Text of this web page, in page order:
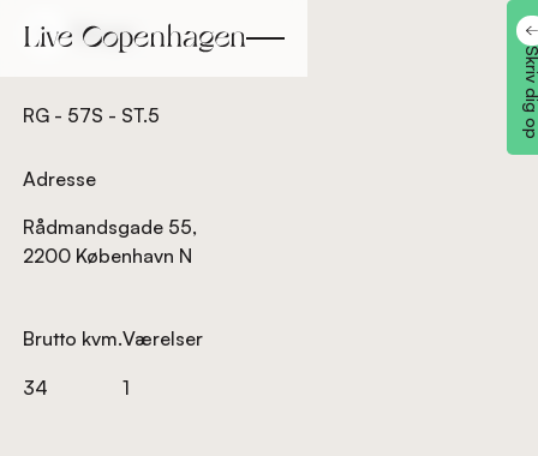
Tilbage
RG - 57S - ST.5
Adresse
Rådmandsgade 55,
2200 København N
Brutto kvm.
34
Værelser
1